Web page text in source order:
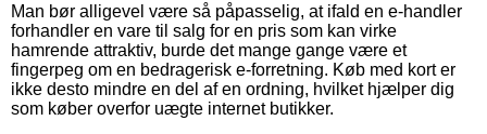
Man bør alligevel være så påpasselig, at ifald en e-handler
forhandler en vare til salg for en pris som kan virke
hamrende attraktiv, burde det mange gange være et
fingerpeg om en bedragerisk e-forretning. Køb med kort er
ikke desto mindre en del af en ordning, hvilket hjælper dig
som køber overfor uægte internet butikker.